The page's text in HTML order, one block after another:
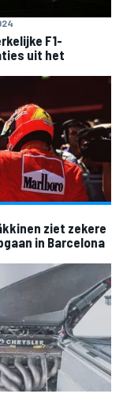
F1-
uit het
ziet zekere
in Barcelona